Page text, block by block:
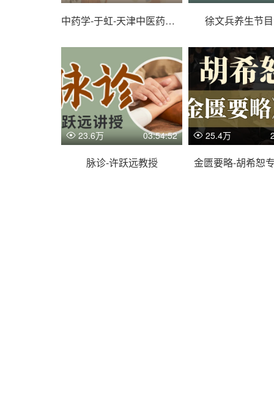
中药学-于虹-天津中医药大学 徐文兵养生节
23.6万 03:54:52
脉诊-许跃远教授
25.4万
金匮要略-胡希恕